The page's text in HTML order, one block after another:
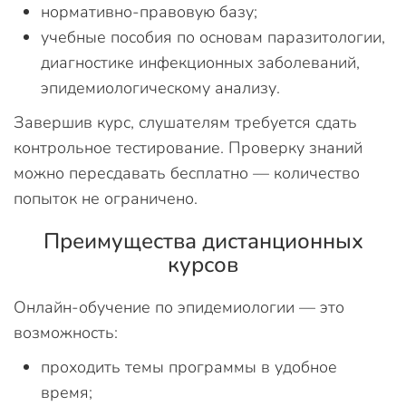
нормативно-правовую базу;
учебные пособия по основам паразитологии,
диагностике инфекционных заболеваний,
эпидемиологическому анализу.
Завершив курс, слушателям требуется сдать
контрольное тестирование. Проверку знаний
можно пересдавать бесплатно — количество
попыток не ограничено.
Преимущества дистанционных
курсов
Онлайн-обучение по эпидемиологии — это
возможность:
проходить темы программы в удобное
время;